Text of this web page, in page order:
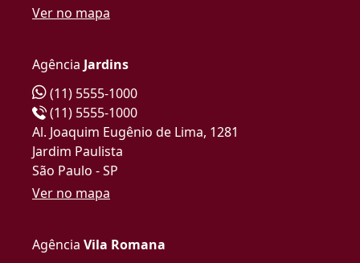
Ver no mapa
Agência Jardins
(11) 5555-1000
(11) 5555-1000
Al. Joaquim Eugênio de Lima, 1281
Jardim Paulista
São Paulo - SP
Ver no mapa
Agência Vila Romana